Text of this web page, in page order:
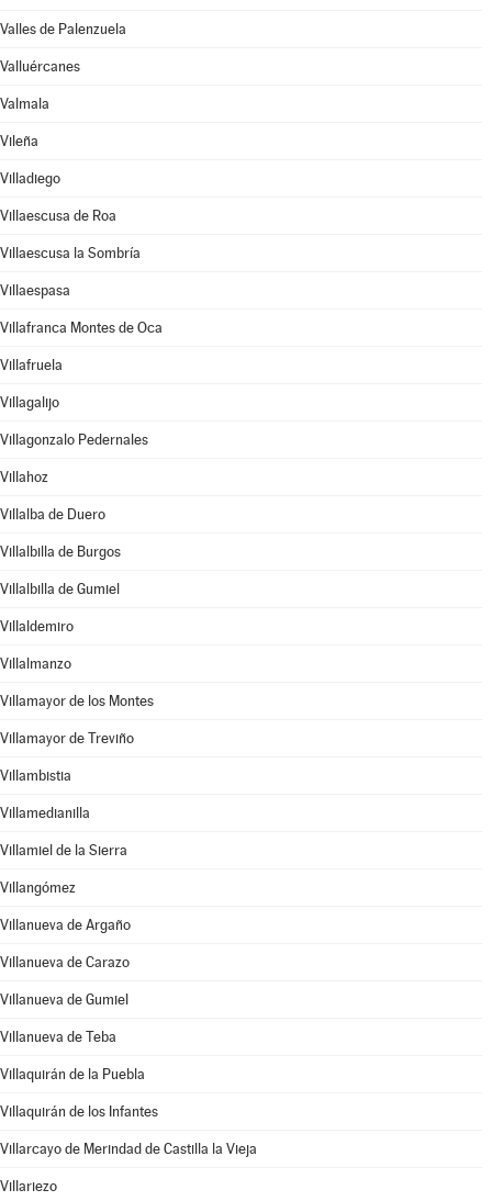
Valles de Palenzuela
Valluércanes
Valmala
Vileña
Villadiego
Villaescusa de Roa
Villaescusa la Sombría
Villaespasa
Villafranca Montes de Oca
Villafruela
Villagalijo
Villagonzalo Pedernales
Villahoz
Villalba de Duero
Villalbilla de Burgos
Villalbilla de Gumiel
Villaldemiro
Villalmanzo
Villamayor de los Montes
Villamayor de Treviño
Villambistia
Villamedianilla
Villamiel de la Sierra
Villangómez
Villanueva de Argaño
Villanueva de Carazo
Villanueva de Gumiel
Villanueva de Teba
Villaquirán de la Puebla
Villaquirán de los Infantes
Villarcayo de Merindad de Castilla la Vieja
Villariezo